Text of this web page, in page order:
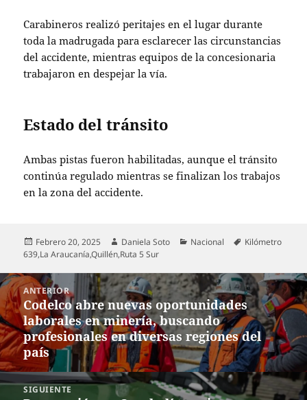
Carabineros realizó peritajes en el lugar durante
toda la madrugada para esclarecer las circunstancias
del accidente, mientras equipos de la concesionaria
trabajaron en despejar la vía.
Estado del tránsito
Ambas pistas fueron habilitadas, aunque el tránsito
continúa regulado mientras se finalizan los trabajos
en la zona del accidente.
Publicado
el
Febrero 20, 2025 Autor
Daniela Soto Categorías
Nacional Etiquetas
Kilómetro
639,La Araucanía,Quillén,Ruta 5 Sur
Navegación
de
entradas
ANTERIOR
Entrada
anterior:
Codelco abre nuevas oportunidades
laborales en minería, buscando
profesionales en diversas regiones del
país
SIGUIENTE